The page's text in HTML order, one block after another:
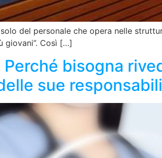
del personale che opera nelle
giovani”. Così […]
bisogna
sue